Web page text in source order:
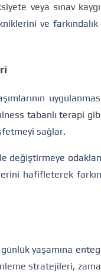
veya sınav
ve
tabanlı terapi
sağlar.
değiştirmeye
hafifleterek
yaşamına
stratejileri,